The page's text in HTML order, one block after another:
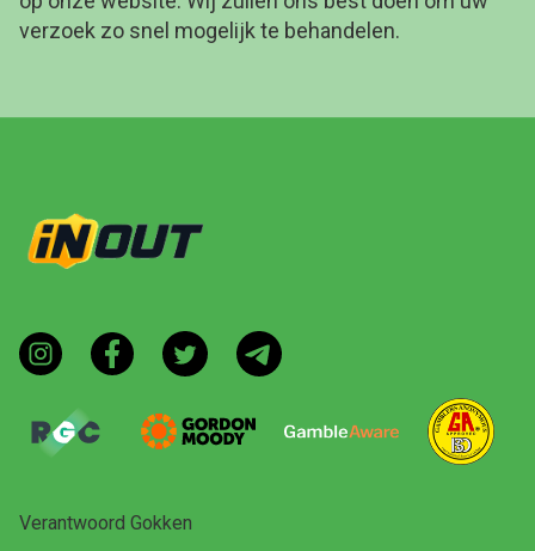
verzoek zo snel mogelijk te behandelen.
Verantwoord Gokken